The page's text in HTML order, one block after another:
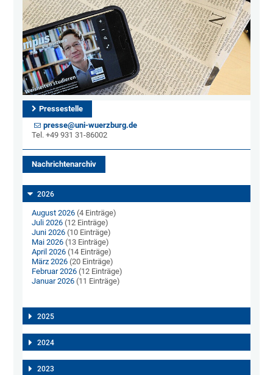
Pressestelle
presse@uni-wuerzburg.de
Tel. +49 931 31-86002
Nachrichtenarchiv
2026
August 2026 (4 Einträge)
Juli 2026 (12 Einträge)
Juni 2026 (10 Einträge)
Mai 2026 (13 Einträge)
April 2026 (14 Einträge)
März 2026 (20 Einträge)
Februar 2026 (12 Einträge)
Januar 2026 (11 Einträge)
2025
2024
2023